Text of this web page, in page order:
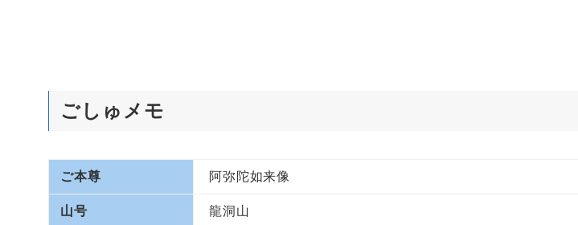
ごしゅメモ
ご本尊 阿弥陀如来像
山号 龍洞山